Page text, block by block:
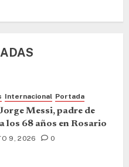
Internacional Portada
Messi, padre de
los 68 años en Rosario
9, 2026 0